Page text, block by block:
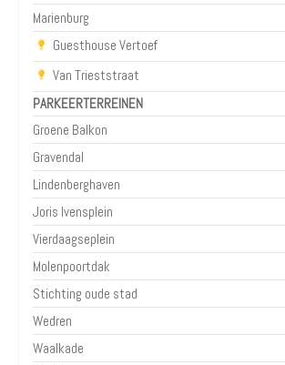
Marienburg
Guesthouse Vertoef
Van Trieststraat
PARKEERTERREINEN
Groene Balkon
Gravendal
Lindenberghaven
Joris Ivensplein
Vierdaagseplein
Molenpoortdak
Stichting oude stad
Wedren
Waalkade